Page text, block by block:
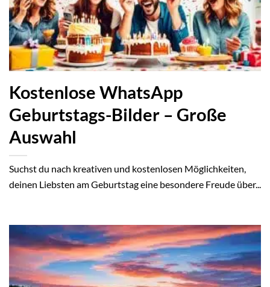
Kostenlose WhatsApp
Geburtstags-Bilder – Große
Auswahl
Suchst du nach kreativen und kostenlosen Möglichkeiten,
deinen Liebsten am Geburtstag eine besondere Freude über...